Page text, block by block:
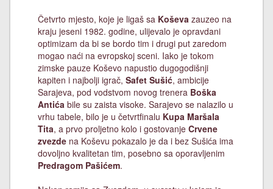
Četvrto mjesto, koje je ligaš sa Koševa zauzeo na
kraju jeseni 1982. godine, ulijevalo je opravdani
optimizam da bi se bordo tim i drugi put zaredom
mogao naći na evropskoj sceni. Iako je tokom
zimske pauze Koševo napustio dugogodišnji
kapiten i najbolji igrač, Safet Sušić, ambicije
Sarajeva, pod vodstvom novog trenera Boška
Antića bile su zaista visoke. Sarajevo se nalazilo u
vrhu tabele, bilo je u četvrtfinalu Kupa Maršala
Tita, a prvo proljetno kolo i gostovanje Crvene
zvezde na Koševu pokazalo je da i bez Sušića ima
dovoljno kvalitetan tim, posebno sa oporavljenim
Predragom Pašićem.